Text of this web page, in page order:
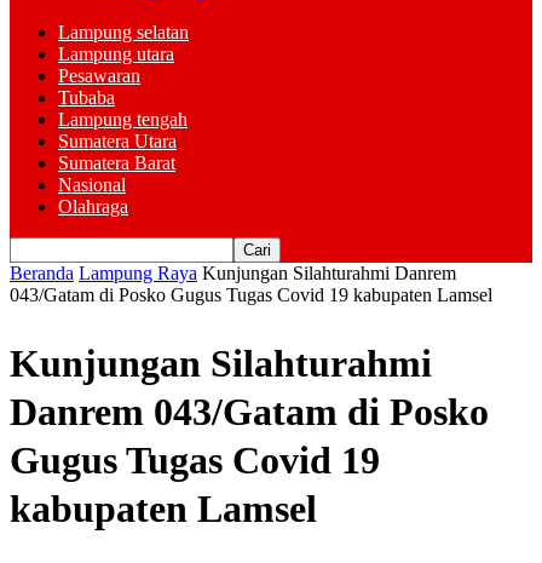
Lampung selatan
Lampung utara
Pesawaran
Tubaba
Lampung tengah
Sumatera Utara
Sumatera Barat
Nasional
Olahraga
Beranda Lampung Raya Kunjungan Silahturahmi Danrem
043/Gatam di Posko Gugus Tugas Covid 19 kabupaten Lamsel
Kunjungan Silahturahmi
Danrem 043/Gatam di Posko
Gugus Tugas Covid 19
kabupaten Lamsel